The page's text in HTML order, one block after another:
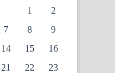
1
2
7 8
9
14 15
16
21 22
23